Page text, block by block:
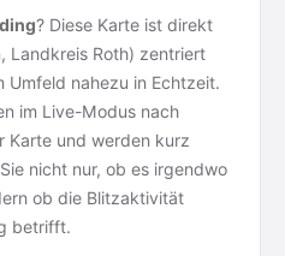
? Diese Karte ist direkt
Landkreis Roth) zentriert
Umfeld nahezu in Echtzeit.
im Live-Modus nach
Karte und werden kurz
nicht nur, ob es irgendwo
ob die Blitzaktivität
betrifft.